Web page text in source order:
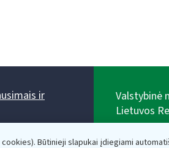
cookies). Būtinieji slapukai įdiegiami
ir
15.45.
Valstybinė
Lietuvos
adresas: